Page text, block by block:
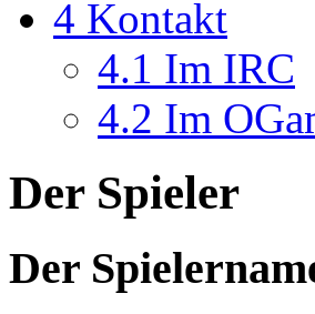
4 Kontakt
4.1 Im IRC
4.2 Im
Der Spieler
Der